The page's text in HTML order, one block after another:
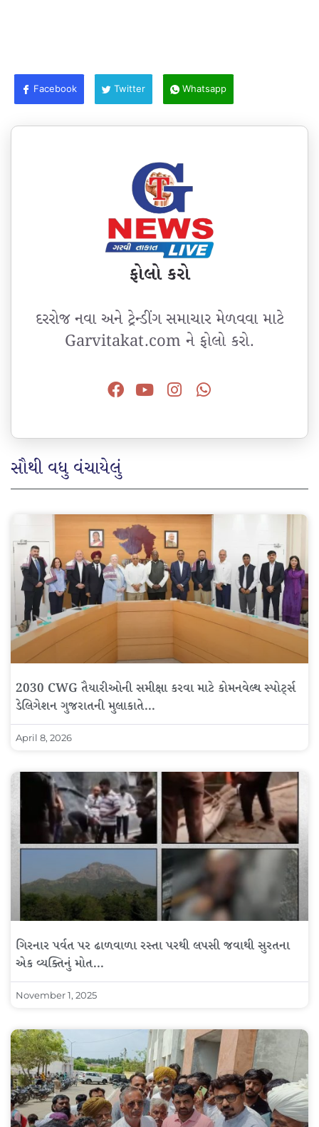
Facebook Twitter Whatsapp
ફોલો કરો
દરરોજ નવા અને ટ્રેન્ડીંગ સમાચાર મેળવવા માટે
Garvitakat.com ને ફોલો કરો.
સૌથી વધુ વંચાયેલું
2030 CWG તૈયારીઓની સમીક્ષા કરવા માટે કોમનવેલ્થ સ્પોર્ટ્સ
ડેલિગેશન ગુજરાતની મુલાકાતે…
April 8, 2026
ગિરનાર પર્વત પર ઢાળવાળા રસ્તા પરથી લપસી જવાથી સુરતના
એક વ્યક્તિનું મોત…
November 1, 2025